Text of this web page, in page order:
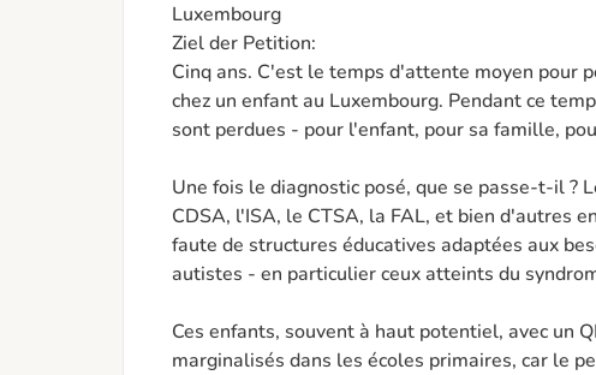
Luxembourg
Ziel der Petition:
Cinq ans. C'est le temps d'attente moyen pour
chez un enfant au Luxembourg. Pendant ce
sont perdues - pour l'enfant, pour sa famille,
Une fois le diagnostic posé, que se passe-t-il ?
CDSA, l'ISA, le CTSA, la FAL, et bien d'autres
faute de structures éducatives adaptées aux
autistes - en particulier ceux atteints du
Ces enfants, souvent à haut potentiel, avec un
marginalisés dans les écoles primaires, car le